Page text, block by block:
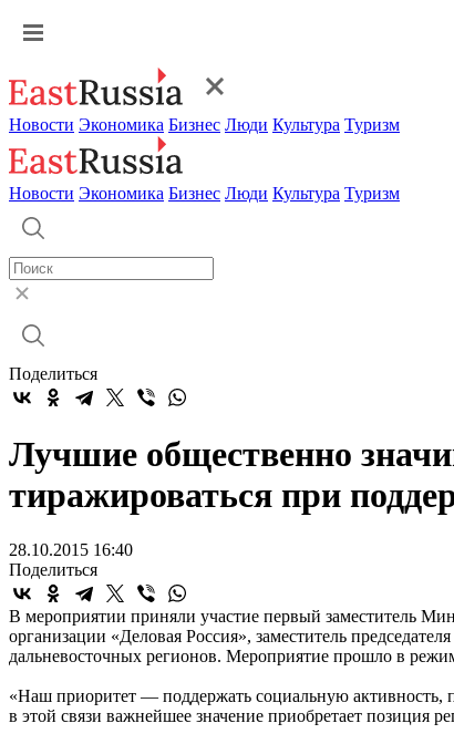
Новости Экономика Бизнес Люди Культура Туризм
Новости Экономика Бизнес Люди Культура Туризм
Поделиться
Лучшие общественно
тиражироваться при
28.10.2015 16:40
Поделиться
В мероприятии приняли участие первый заместитель
организации «Деловая Россия», заместитель
дальневосточных регионов. Мероприятие прошло в
«Наш приоритет — поддержать социальную активность,
в этой связи важнейшее значение приобретает позиция